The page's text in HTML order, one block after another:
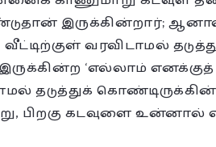
இருக்கின்றார்;
வரவிடாமல்
‘எல்லாம்
தடுத்துக்
பிறகு கடவுளை உன்னால்